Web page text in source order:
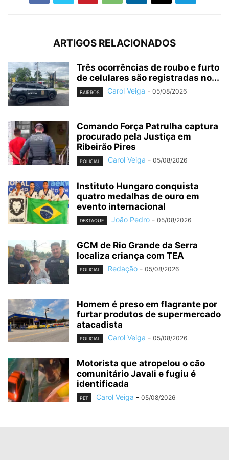
ARTIGOS RELACIONADOS
Três ocorrências de roubo e furto
de celulares são registradas no...
BAIRROS Carol Veiga - 05/08/2026
Comando Força Patrulha captura
procurado pela Justiça em
Ribeirão Pires
POLICIAL Carol Veiga - 05/08/2026
Instituto Hungaro conquista
quatro medalhas de ouro em
evento internacional
DESTAQUE João Pedro - 05/08/2026
GCM de Rio Grande da Serra
localiza criança com TEA
POLICIAL Redação - 05/08/2026
Homem é preso em flagrante por
furtar produtos de supermercado
atacadista
POLICIAL Carol Veiga - 05/08/2026
Motorista que atropelou o cão
comunitário Javali e fugiu é
identificada
PET Carol Veiga - 05/08/2026